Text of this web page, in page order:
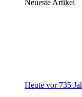
Neueste Artikel
Heute vor 735